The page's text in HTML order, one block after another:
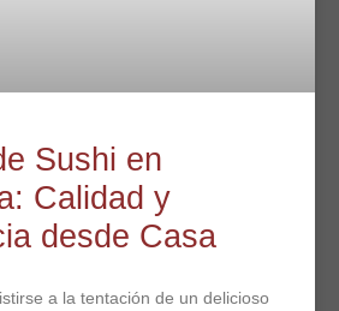
Sushi en
Calidad y
desde Casa
a la tentación de un delicioso